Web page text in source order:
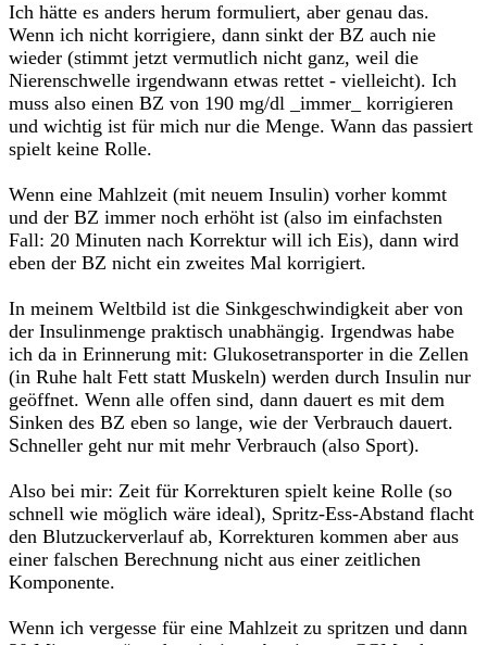
Ich hätte es anders herum formuliert, aber genau das.
Wenn ich nicht korrigiere, dann sinkt der BZ auch nie
wieder (stimmt jetzt vermutlich nicht ganz, weil die
Nierenschwelle irgendwann etwas rettet - vielleicht). Ich
muss also einen BZ von 190 mg/dl _immer_ korrigieren
und wichtig ist für mich nur die Menge. Wann das passiert
spielt keine Rolle.
Wenn eine Mahlzeit (mit neuem Insulin) vorher kommt
und der BZ immer noch erhöht ist (also im einfachsten
Fall: 20 Minuten nach Korrektur will ich Eis), dann wird
eben der BZ nicht ein zweites Mal korrigiert.
In meinem Weltbild ist die Sinkgeschwindigkeit aber von
der Insulinmenge praktisch unabhängig. Irgendwas habe
ich da in Erinnerung mit: Glukosetransporter in die Zellen
(in Ruhe halt Fett statt Muskeln) werden durch Insulin nur
geöffnet. Wenn alle offen sind, dann dauert es mit dem
Sinken des BZ eben so lange, wie der Verbrauch dauert.
Schneller geht nur mit mehr Verbrauch (also Sport).
Also bei mir: Zeit für Korrekturen spielt keine Rolle (so
schnell wie möglich wäre ideal), Spritz-Ess-Abstand flacht
den Blutzuckerverlauf ab, Korrekturen kommen aber aus
einer falschen Berechnung nicht aus einer zeitlichen
Komponente.
Wenn ich vergesse für eine Mahlzeit zu spritzen und dann